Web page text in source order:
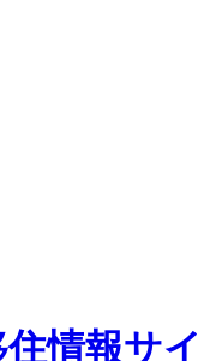
情報サイ